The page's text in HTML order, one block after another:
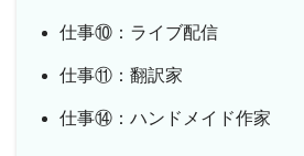
仕事⑩：ライブ配信
仕事⑪：翻訳家
仕事⑭：ハンドメイド作家